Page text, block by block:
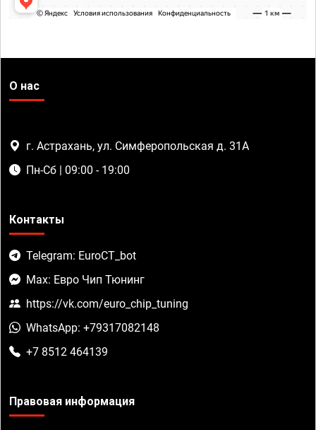
О нас
г. Астрахань, ул. Симферопольская д. 31А
Пн-Сб | 09:00 - 19:00
Контакты
Telegram: EuroCT_bot
Max: Евро Чип Тюнинг
https://vk.com/euro_chip_tuning
WhatsApp: +79317082148
+7 8512 464139
Правовая информация